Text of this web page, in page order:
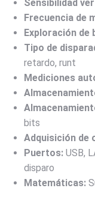
Sensibilidad
Frecuencia de
Exploración de
Tipo de
retardo, runt
Mediciones
bits
Adquisición de
Puertos: USB,
disparo
Matemáticas: